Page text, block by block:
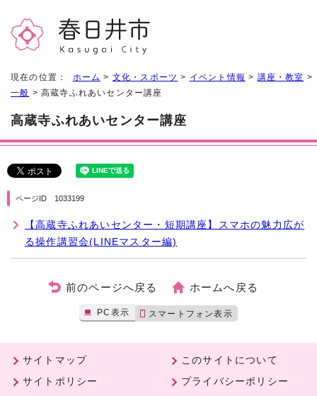
現在の位置： ホーム > 文化・スポーツ > イベント情報 > 講座・教室 >
一般 > 高蔵寺ふれあいセンター講座
高蔵寺ふれあいセンター講座
ページID 1033199
【高蔵寺ふれあいセンター・短期講座】スマホの魅力広が
る操作講習会(LINEマスター編)
前のページへ戻る ホームへ戻る
PC表示 スマートフォン表示
サイトマップ
このサイトについて
サイトポリシー
プライバシーポリシー